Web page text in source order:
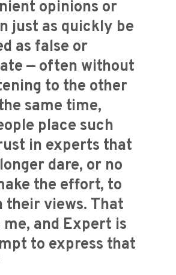
opinions or
just as quickly be
as false or
— often without
to the other
same time,
place such
in experts that
dare, or no
the effort, to
their views. That
and Expert is
to express that